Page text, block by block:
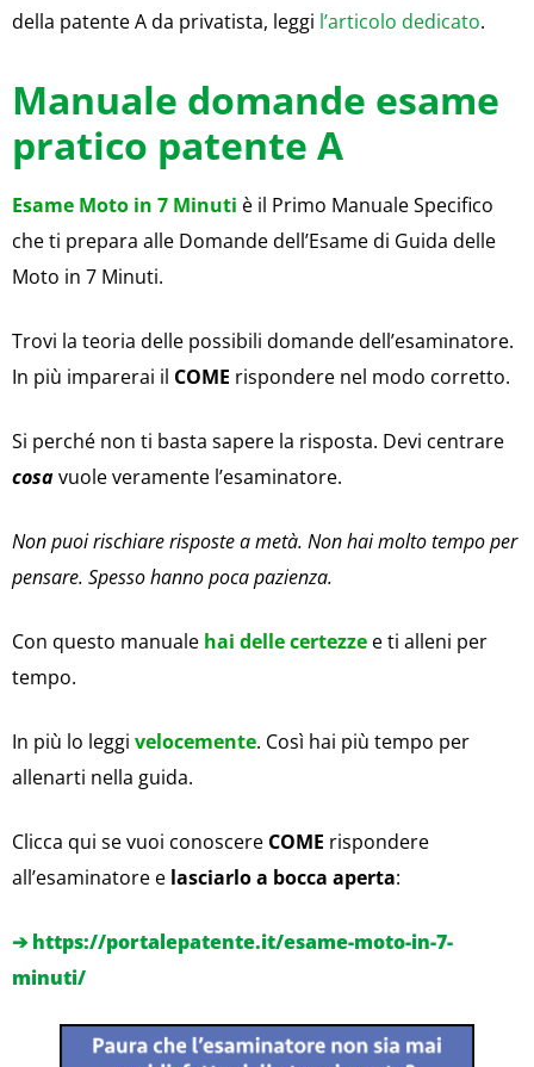
della patente A da privatista, leggi l’articolo dedicato.
Manuale domande esame
pratico patente A
Esame Moto in 7 Minuti è il Primo Manuale Specifico
che ti prepara alle Domande dell’Esame di Guida delle
Moto in 7 Minuti.
Trovi la teoria delle possibili domande dell’esaminatore.
In più imparerai il COME rispondere nel modo corretto.
Si perché non ti basta sapere la risposta. Devi centrare
cosavuole veramente l’esaminatore.
Non puoi rischiare risposte a metà. Non hai molto tempo per
pensare. Spesso hanno poca pazienza.
Con questo manuale hai delle certezze e ti alleni per
tempo.
In più lo leggi velocemente. Così hai più tempo per
allenarti nella guida.
Clicca qui se vuoi conoscere COME rispondere
all’esaminatore e lasciarlo a bocca aperta:
➔ https://portalepatente.it/esame-moto-in-7-
minuti/